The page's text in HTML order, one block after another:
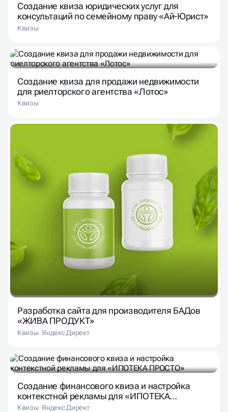
Создание квиза юридических услуг для
консультаций по семейному праву «Ай-Юрист»
Квизы
Создание квиза для продажи недвижимости
для риелторского агентства «Лотос»
Квизы
Разработка сайта для производителя БАДов
«ЖИВА ПРОДУКТ»
Квизы Яндекс Директ
Создание финансового квиза и настройка
контекстной рекламы для «ИПОТЕКА
ПРОСТО»
Квизы Яндекс Директ